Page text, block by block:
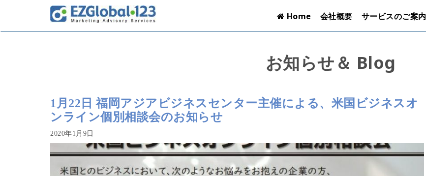
Home 会社概要 サービスのご案内
お知らせ＆ Blog
1月22日 福岡アジアビジネスセンター主催による、米国ビジネスオ
ンライン個別相談会のお知らせ